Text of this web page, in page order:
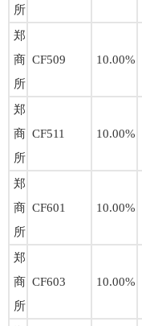
所
郑
商
所
CF509 10.00%
郑
商
所
CF511 10.00%
郑
商
所
CF601 10.00%
郑
商
所
CF603 10.00%